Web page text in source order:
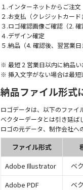
１.インターネットからご注文
２.お支払（クレジットカード
３.ロゴ確認画像ご確認（2.
４.デザイン確定
５.納品（4. 確認後、翌営業日
※ 最短 2 営業日以内に納品い
※ 挿入文字がない場合は最短
納品ファイル形式
ロゴデータは、以下のファイ
ベクターデータとは引き延ば
ロゴの元データ、制作会社へ
ファイル形式
Adobe Illustrator
ベ
Adobe PDF
ベ